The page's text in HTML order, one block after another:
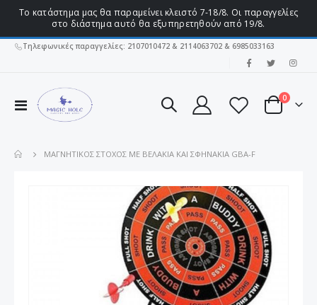
Το κατάστημα μας θα παραμείνει κλειστό 7-18/8. Οι παραγγελίες
στο διάστημα αυτό θα εξυπηρετηθούν από 19/8.
Τηλεφωνικές παραγγελίες: 2107010472 & 2114063702 & 6985033163
Εναλλαγή
Πλοήγησης
Cart
0
ΜΑΓΝΗΤΙΚΌΣ ΣΤΌΧΟΣ ΜΕ ΒΕΛΆΚΙΑ ΚΑΙ ΣΦΗΝΆΚΙΑ GBA-F